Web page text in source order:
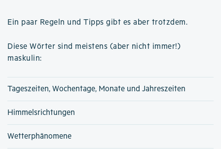
Ein paar Regeln und Tipps gibt es aber trotzdem.
Diese Wörter sind meistens (aber nicht immer!)
maskulin:
Tageszeiten, Wochentage, Monate und Jahreszeiten
Himmelsrichtungen
Wetterphänomene